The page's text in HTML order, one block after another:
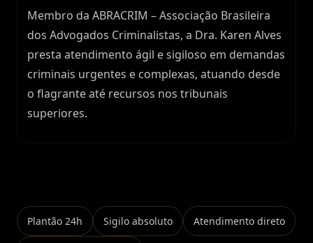
Membro da ABRACRIM – Associação Brasileira
dos Advogados Criminalistas, a Dra. Karen Alves
presta atendimento ágil e sigiloso em demandas
criminais urgentes e complexas, atuando desde
o flagrante até recursos nos tribunais
superiores.
Plantão 24h Sigilo absoluto Atendimento direto